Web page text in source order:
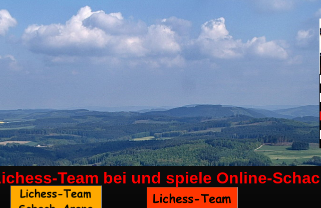
Team bei und spiele Online-